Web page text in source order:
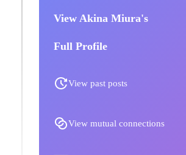
View Akina Miura's
Full Profile
View past posts
View mutual connections